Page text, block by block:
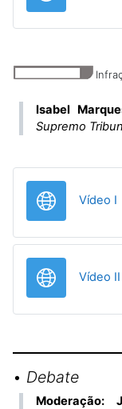
Isabel
Supremo
Vídeo I
Vídeo II
• Debate
Moderação: